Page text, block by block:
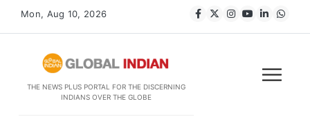
Mon, Aug 10, 2026
THE NEWS PLUS PORTAL FOR THE DISCERNING
INDIANS OVER THE GLOBE